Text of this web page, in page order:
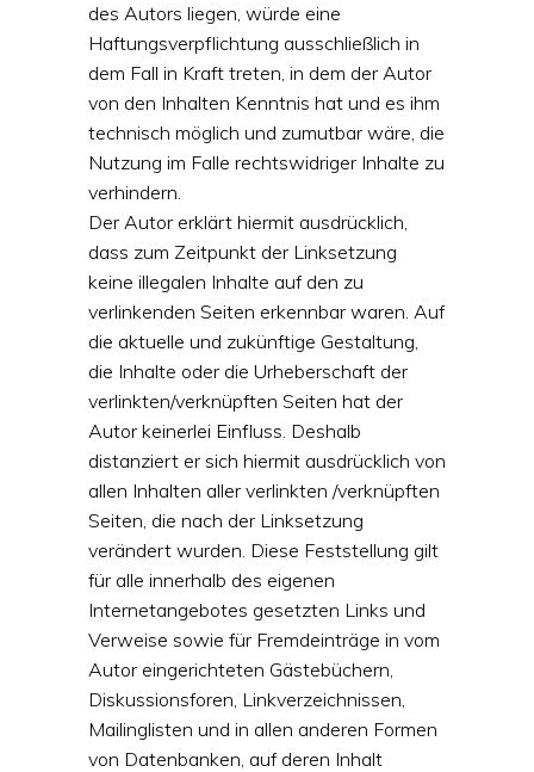
des Autors liegen, würde eine
Haftungsverpflichtung ausschließlich in
dem Fall in Kraft treten, in dem der Autor
von den Inhalten Kenntnis hat und es ihm
technisch möglich und zumutbar wäre, die
Nutzung im Falle rechtswidriger Inhalte zu
verhindern.
Der Autor erklärt hiermit ausdrücklich,
dass zum Zeitpunkt der Linksetzung
keine illegalen Inhalte auf den zu
verlinkenden Seiten erkennbar waren. Auf
die aktuelle und zukünftige Gestaltung,
die Inhalte oder die Urheberschaft der
verlinkten/verknüpften Seiten hat der
Autor keinerlei Einfluss. Deshalb
distanziert er sich hiermit ausdrücklich von
allen Inhalten aller verlinkten /verknüpften
Seiten, die nach der Linksetzung
verändert wurden. Diese Feststellung gilt
für alle innerhalb des eigenen
Internetangebotes gesetzten Links und
Verweise sowie für Fremdeinträge in vom
Autor eingerichteten Gästebüchern,
Diskussionsforen, Linkverzeichnissen,
Mailinglisten und in allen anderen Formen
von Datenbanken, auf deren Inhalt